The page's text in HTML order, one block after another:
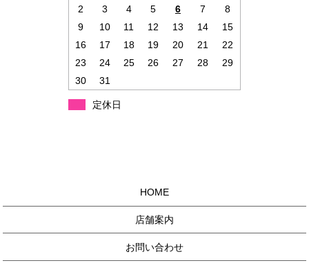
2
3 4 5 6 7
8
9
10 11 12 13 14
15
16
17 18 19 20 21
22
23
24 25 26 27 28
29
30
31
定休日
HOME
店舗案内
お問い合わせ